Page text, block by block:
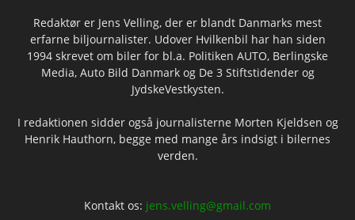
Redaktør er Jens Velling, der er blandt Danmarks mest
erfarne biljournalister. Udover Hvilkenbil har han siden
1994 skrevet om biler for bl.a. Politiken AUTO, Berlingske
Media, Auto Bild Danmark og De 3 Stiftstidender og
JydskeVestkysten.
I redaktionen sidder også journalisterne Morten Kjeldsen og
Henrik Hauthorn, begge med mange års indsigt i bilernes
verden.
Kontakt os: jens.velling@gmail.com